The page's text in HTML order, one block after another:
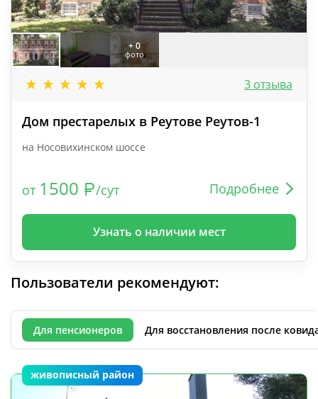
+ 0
фото
3 отзыва
Дом престарелых в Реутове Реутов-1
на Носовихинском шоссе
от 1500 /сут Подробнее
Узнать о наличии мест
Пользователи рекомендуют:
Для пенсионеров Для восстановления после
живописный район